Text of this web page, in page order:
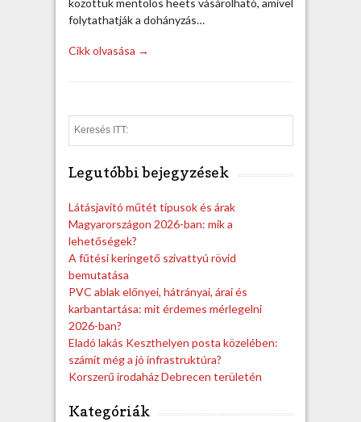
folytathatják a dohányzás…
Cikk olvasása →
e
Legutóbbi bejegyzések
Látásjavító műtét típusok és árak
Magyarországon 2026-ban: mik a
lehetőségek?
A fűtési keringető szivattyú rövid
bemutatása
PVC ablak előnyei, hátrányai, árai és
karbantartása: mit érdemes mérlegelni
2026-ban?
Eladó lakás Keszthelyen posta közelében:
számít még a jó infrastruktúra?
Korszerű irodaház Debrecen területén
Kategóriák